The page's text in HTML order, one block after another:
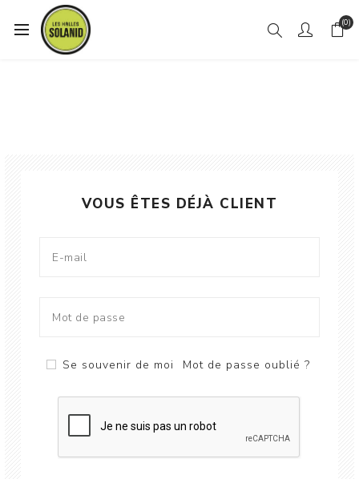
(0)
VOUS ÊTES DÉJÀ CLIENT
Se souvenir de moi Mot de passe oublié ?